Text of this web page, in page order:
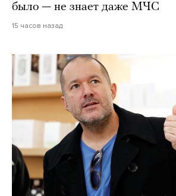
было — не знает даже МЧС
15 часов назад